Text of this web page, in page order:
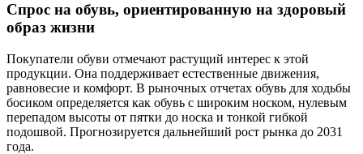
Спрос на обувь, ориентированную на здоровый
образ жизни
Покупатели обуви отмечают растущий интерес к этой
продукции. Она поддерживает естественные движения,
равновесие и комфорт. В рыночных отчетах обувь для ходьбы
босиком определяется как обувь с широким носком, нулевым
перепадом высоты от пятки до носка и тонкой гибкой
подошвой. Прогнозируется дальнейший рост рынка до 2031
года.